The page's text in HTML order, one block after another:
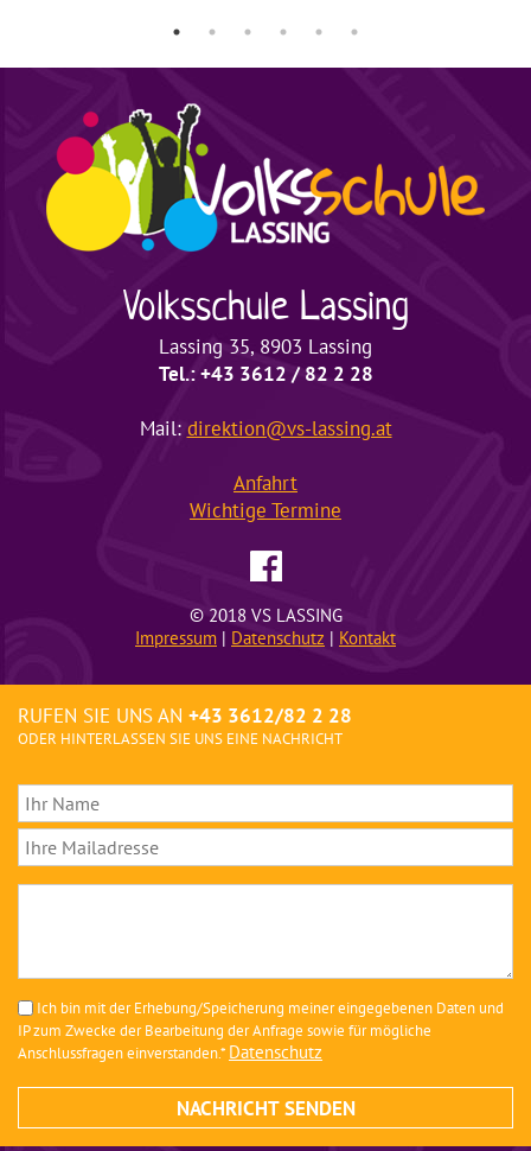
VolksschuleLassing
Lassing 35, 8903 Lassing
Tel.: +43 3612 / 82 2 28
Mail: direktion@vs-lassing.at
Anfahrt
Wichtige Termine
© 2018 VS LASSING
Impressum | Datenschutz | Kontakt
RUFEN SIE UNS AN +43 3612/82 2 28
ODER HINTERLASSEN SIE UNS EINE NACHRICHT
Ich bin mit der Erhebung/Speicherung meiner eingegebenen Daten und
IP zum Zwecke der Bearbeitung der Anfrage sowie für mögliche
Anschlussfragen einverstanden.* Datenschutz